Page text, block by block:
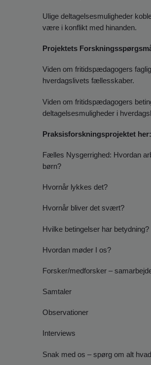
Ulige deltagelsesmuligheder
være i konflikt med hinanden.
Projektets
Viden om fritidspædagogers
hverdagslivets fællesskaber.
Viden om fritidspædagogers
deltagelsesmuligheder i
Praksisforskningsprojektet her:
Fælles Nysgerrighed: Hvordan
børn?
Hvornår lykkes det?
Hvornår bliver det svært?
Hvilke betingelser har betydning?
Hvordan møder I os?
Forsker/medforsker –
Samtaler
Observationer
Interviews
Snak med os – spørg om alt